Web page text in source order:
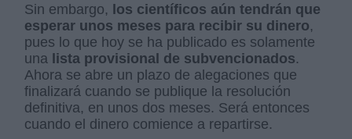
Sin embargo, los científicos aún tendrán que
esperar unos meses para recibir su dinero,
pues lo que hoy se ha publicado es solamente
una lista provisional de subvencionados.
Ahora se abre un plazo de alegaciones que
finalizará cuando se publique la resolución
definitiva, en unos dos meses. Será entonces
cuando el dinero comience a repartirse.